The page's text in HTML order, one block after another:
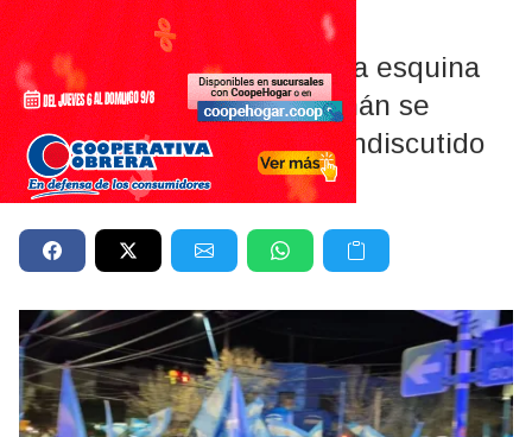
alegría
La emblemática e histórica esquina
de Avenida Roca y Tucumán se
convirtió en el epicentro indiscutido
de los festejos locales.